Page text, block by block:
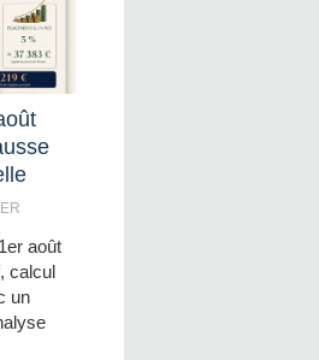
août
calcul
un